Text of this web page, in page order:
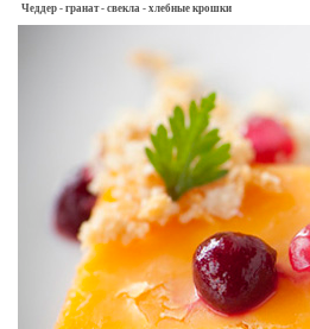
Чеддер - гранат - свекла - хлебные крошки